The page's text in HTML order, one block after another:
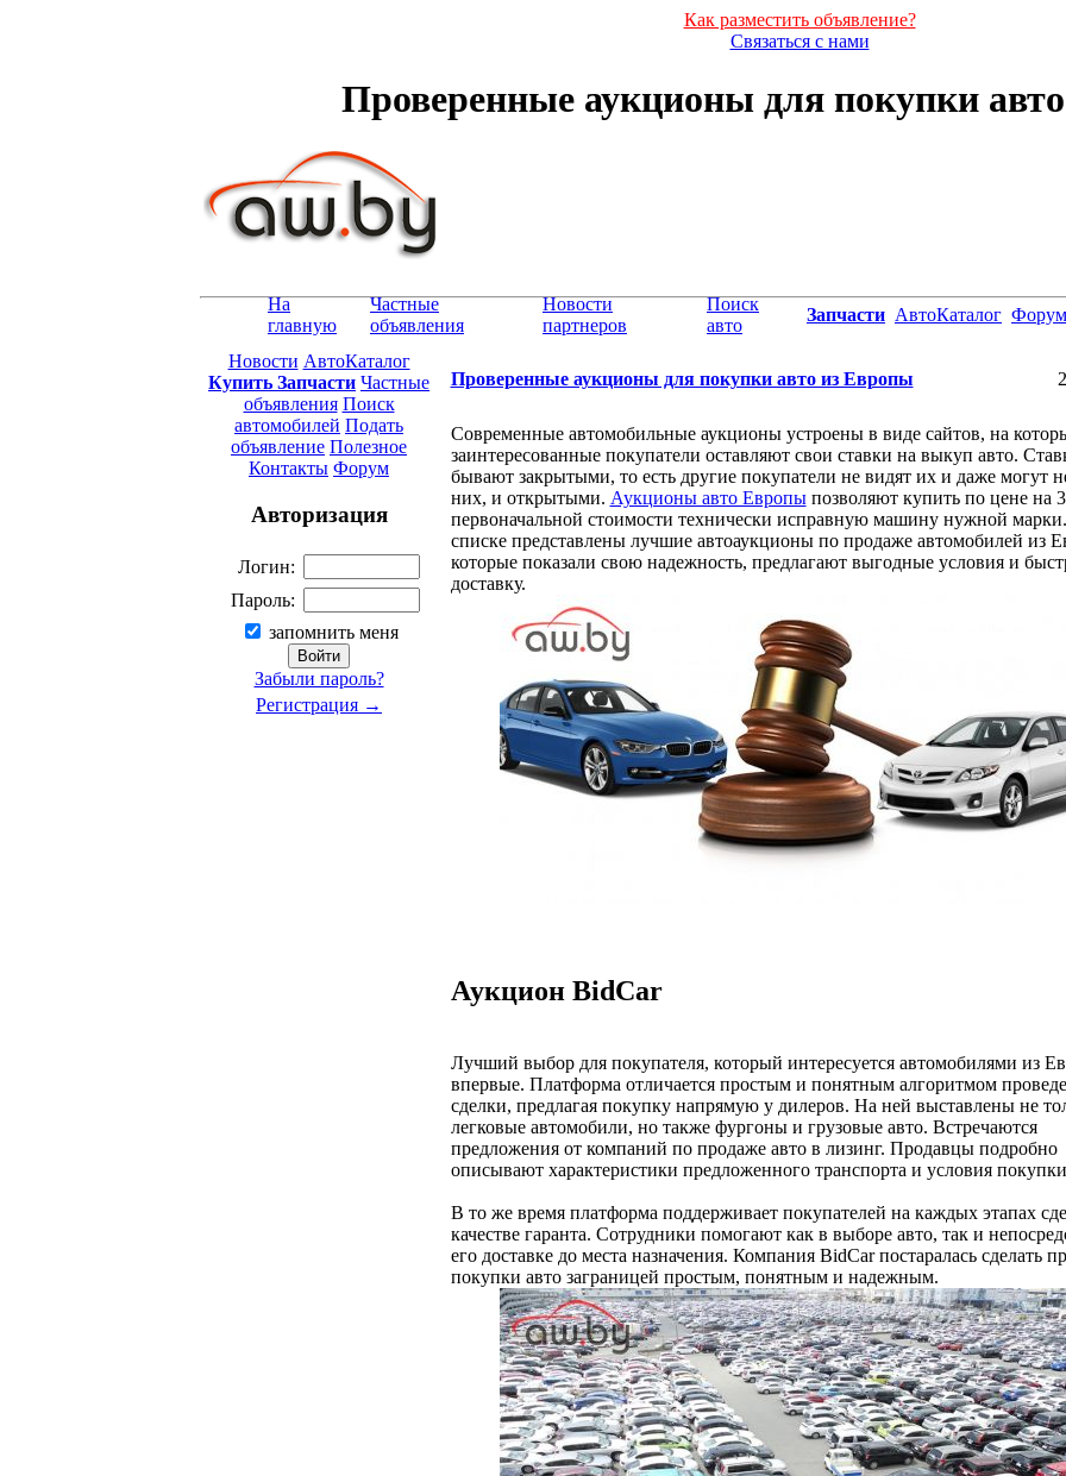
Как разместить объявление?
Связаться с нами
Проверенные аукционы для покупки
На
главную
Частные
объявления
Новости
партнеров
Поиск
авто
Запчасти АвтоКаталог Форум
Новости АвтоКаталог
Купить Запчасти Частные
объявления Поиск
автомобилей Подать
объявление Полезное
Контакты Форум
Авторизация
Логин:
Пароль:
запомнить меня
Забыли пароль?
Регистрация →
Проверенные аукционы для покупки авто из Европы
Современные автомобильные аукционы устроены в виде сайтов, на
заинтересованные покупатели оставляют свои ставки на выкуп авто.
бывают закрытыми, то есть другие покупатели не видят их и даже могут
них, и открытыми. Аукционы авто Европыпозволяют купить по цене на
первоначальной стоимости технически исправную машину нужной
списке представлены лучшие автоаукционы по продаже автомобилей из
которые показали свою надежность, предлагают выгодные условия и
доставку.
Аукцион BidCar
Лучший выбор для покупателя, который интересуется автомобилями из
впервые. Платформа отличается простым и понятным алгоритмом
сделки, предлагая покупку напрямую у дилеров. На ней выставлены не
легковые автомобили, но также фургоны и грузовые авто. Встречаются
предложения от компаний по продаже авто в лизинг. Продавцы подробно
описывают характеристики предложенного транспорта и условия
В то же время платформа поддерживает покупателей на каждых этапах
качестве гаранта. Сотрудники помогают как в выборе авто, так и
его доставке до места назначения. Компания BidCar постаралась сделать
покупки авто заграницей простым, понятным и надежным.